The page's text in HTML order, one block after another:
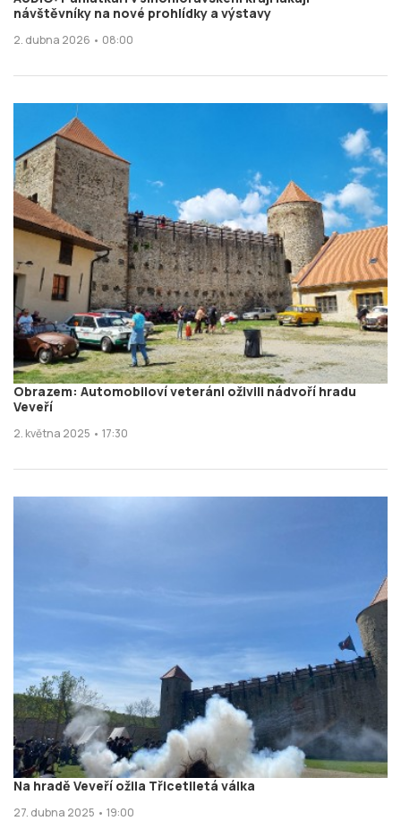
návštěvníky na nové prohlídky a výstavy
2. dubna 2026 • 08:00
Obrazem: Automobiloví veteráni oživili nádvoří hradu
Veveří
2. května 2025 • 17:30
Na hradě Veveří ožila Třicetiletá válka
27. dubna 2025 • 19:00